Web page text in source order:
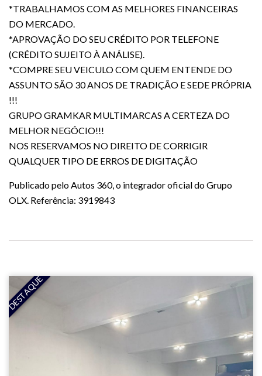
*TRABALHAMOS COM AS MELHORES FINANCEIRAS
DO MERCADO.
*APROVAÇÃO DO SEU CRÉDITO POR TELEFONE
(CRÉDITO SUJEITO À ANÁLISE).
*COMPRE SEU VEICULO COM QUEM ENTENDE DO
ASSUNTO SÃO 30 ANOS DE TRADIÇÃO E SEDE PRÓPRIA
!!!
GRUPO GRAMKAR MULTIMARCAS A CERTEZA DO
MELHOR NEGÓCIO!!!
NOS RESERVAMOS NO DIREITO DE CORRIGIR
QUALQUER TIPO DE ERROS DE DIGITAÇÃO
Publicado pelo Autos 360, o integrador oficial do Grupo
OLX. Referência: 3919843
DESTAQUE